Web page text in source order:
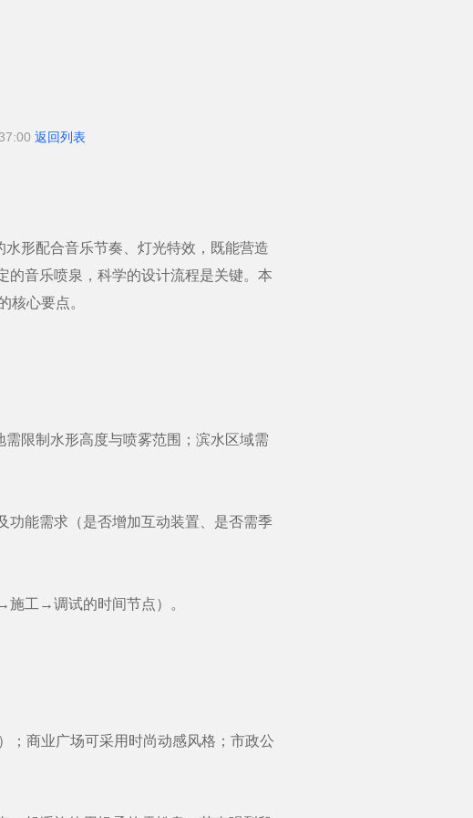
返回列表
形配合音乐节奏、灯光特效，既能营造
的音乐喷泉，科学的设计流程是关键。本
核心要点。
限制水形高度与喷雾范围；滨水区域需
能需求（是否增加互动装置、是否需季
工→调试的时间节点）。
商业广场可采用时尚动感风格；市政公